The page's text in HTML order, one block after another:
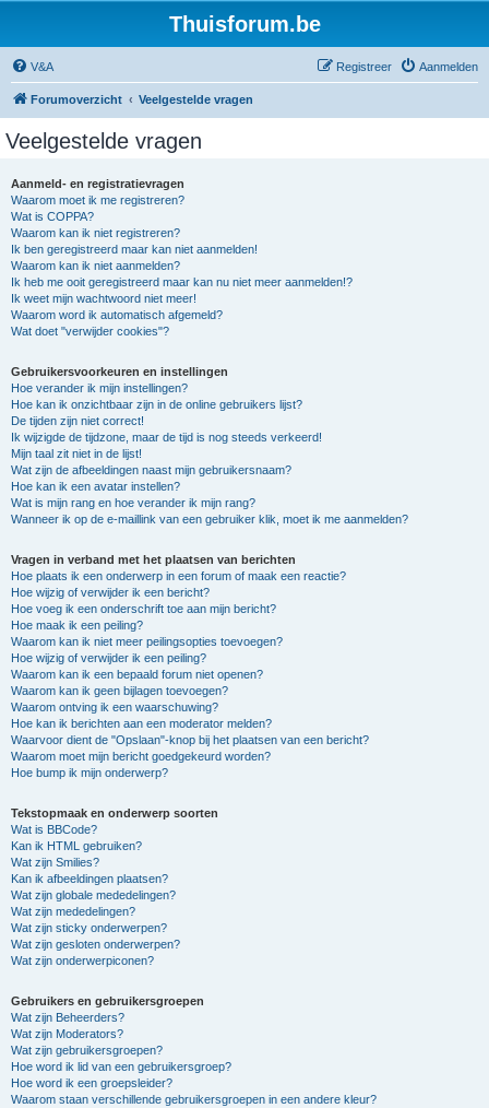
Thuisforum.be
V&A Aanmelden
Registreer
Forumoverzicht Veelgestelde vragen
Veelgestelde vragen
Aanmeld- en registratievragen
Waarom moet ik me registreren?
Wat is COPPA?
Waarom kan ik niet registreren?
Ik ben geregistreerd maar kan niet aanmelden!
Waarom kan ik niet aanmelden?
Ik heb me ooit geregistreerd maar kan nu niet meer aanmelden!?
Ik weet mijn wachtwoord niet meer!
Waarom word ik automatisch afgemeld?
Wat doet "verwijder cookies"?
Gebruikersvoorkeuren en instellingen
Hoe verander ik mijn instellingen?
Hoe kan ik onzichtbaar zijn in de online gebruikers lijst?
De tijden zijn niet correct!
Ik wijzigde de tijdzone, maar de tijd is nog steeds verkeerd!
Mijn taal zit niet in de lijst!
Wat zijn de afbeeldingen naast mijn gebruikersnaam?
Hoe kan ik een avatar instellen?
Wat is mijn rang en hoe verander ik mijn rang?
Wanneer ik op de e-maillink van een gebruiker klik, moet ik me aanmelden?
Vragen in verband met het plaatsen van berichten
Hoe plaats ik een onderwerp in een forum of maak een reactie?
Hoe wijzig of verwijder ik een bericht?
Hoe voeg ik een onderschrift toe aan mijn bericht?
Hoe maak ik een peiling?
Waarom kan ik niet meer peilingsopties toevoegen?
Hoe wijzig of verwijder ik een peiling?
Waarom kan ik een bepaald forum niet openen?
Waarom kan ik geen bijlagen toevoegen?
Waarom ontving ik een waarschuwing?
Hoe kan ik berichten aan een moderator melden?
Waarvoor dient de "Opslaan"-knop bij het plaatsen van een bericht?
Waarom moet mijn bericht goedgekeurd worden?
Hoe bump ik mijn onderwerp?
Tekstopmaak en onderwerp soorten
Wat is BBCode?
Kan ik HTML gebruiken?
Wat zijn Smilies?
Kan ik afbeeldingen plaatsen?
Wat zijn globale mededelingen?
Wat zijn mededelingen?
Wat zijn sticky onderwerpen?
Wat zijn gesloten onderwerpen?
Wat zijn onderwerpiconen?
Gebruikers en gebruikersgroepen
Wat zijn Beheerders?
Wat zijn Moderators?
Wat zijn gebruikersgroepen?
Hoe word ik lid van een gebruikersgroep?
Hoe word ik een groepsleider?
Waarom staan verschillende gebruikersgroepen in een andere kleur?